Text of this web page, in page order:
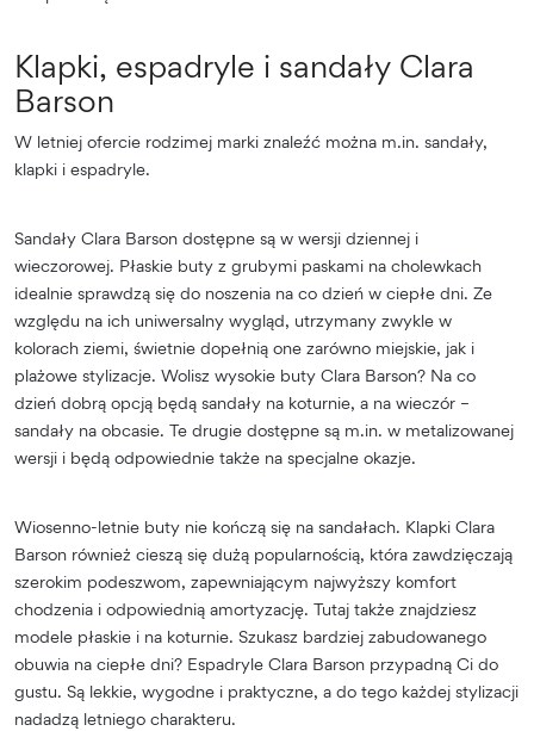
Klapki, espadryle i sandały Clara
Barson
W letniej ofercie rodzimej marki znaleźć można m.in. sandały,
klapki i espadryle.
Sandały Clara Barson dostępne są w wersji dziennej i
wieczorowej. Płaskie buty z grubymi paskami na cholewkach
idealnie sprawdzą się do noszenia na co dzień w ciepłe dni. Ze
względu na ich uniwersalny wygląd, utrzymany zwykle w
kolorach ziemi, świetnie dopełnią one zarówno miejskie, jak i
plażowe stylizacje. Wolisz wysokie buty Clara Barson? Na co
dzień dobrą opcją będą sandały na koturnie, a na wieczór –
sandały na obcasie. Te drugie dostępne są m.in. w metalizowanej
wersji i będą odpowiednie także na specjalne okazje.
Wiosenno-letnie buty nie kończą się na sandałach. Klapki Clara
Barson również cieszą się dużą popularnością, która zawdzięczają
szerokim podeszwom, zapewniającym najwyższy komfort
chodzenia i odpowiednią amortyzację. Tutaj także znajdziesz
modele płaskie i na koturnie. Szukasz bardziej zabudowanego
obuwia na ciepłe dni? Espadryle Clara Barson przypadną Ci do
gustu. Są lekkie, wygodne i praktyczne, a do tego każdej stylizacji
nadadzą letniego charakteru.